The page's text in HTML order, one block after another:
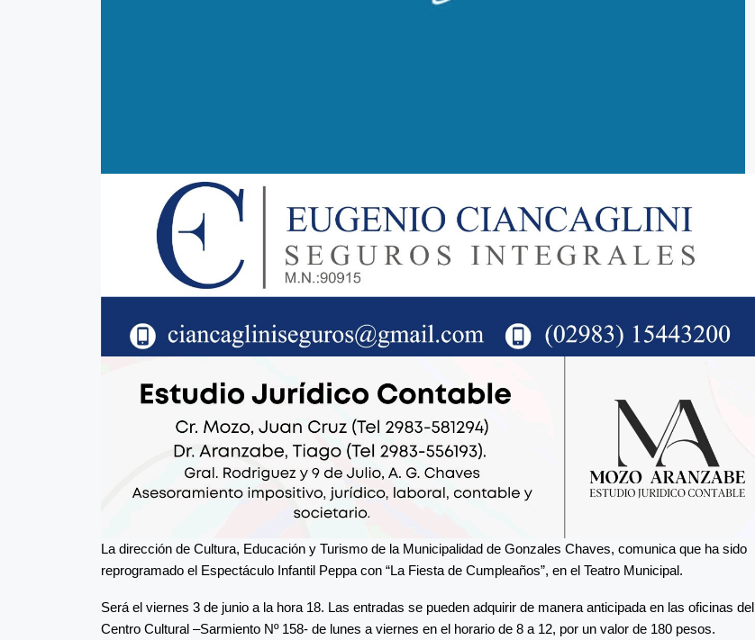
La dirección de Cultura, Educación y Turismo de la Municipalidad de Gonzales Chaves, comunica que ha sido
reprogramado el Espectáculo Infantil Peppa con “La Fiesta de Cumpleaños”, en el Teatro Municipal.
Será el viernes 3 de junio a la hora 18. Las entradas se pueden adquirir de manera anticipada en las oficinas del
Centro Cultural –Sarmiento Nº 158- de lunes a viernes en el horario de 8 a 12, por un valor de 180 pesos.